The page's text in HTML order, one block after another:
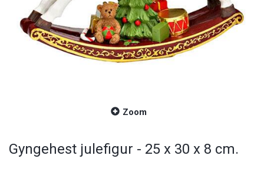
Zoom
Gyngehest julefigur - 25 x 30 x 8 cm.